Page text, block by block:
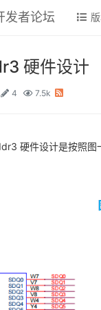
发者论坛
硬件设计
4 7.5k
硬件设计是按照图